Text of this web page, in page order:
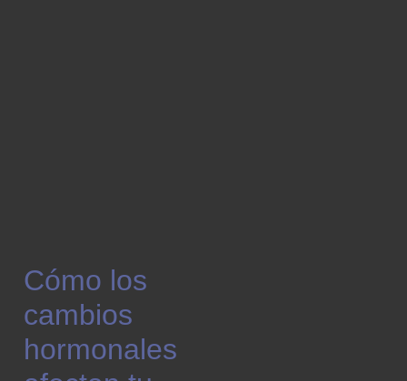
Cómo los
cambios
hormonales